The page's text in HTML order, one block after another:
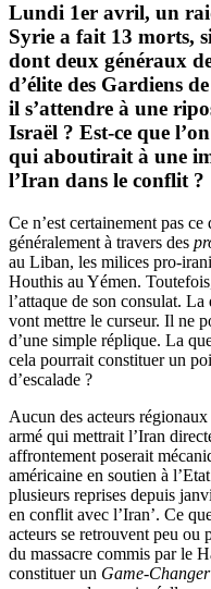
Lundi 1er avril, un
Syrie a fait 13 morts,
dont deux généraux
d’élite des Gardiens
il s’attendre à une
Israël ? Est-ce que
qui aboutirait à une
l’Iran dans le conflit ?
Ce n’est certainement pas
généralement à travers des
au Liban, les milices pro-
Houthis au Yémen.
l’attaque de son consulat.
vont mettre le curseur. Il ne
d’une simple réplique. La
cela pourrait constituer un
d’escalade ?
Aucun des acteurs
armé qui mettrait l’Iran
affrontement poserait
américaine en soutien à
plusieurs reprises depuis
en conflit avec l’Iran’. Ce
acteurs se retrouvent peu ou
du massacre commis par le
constituer un Game-Changer